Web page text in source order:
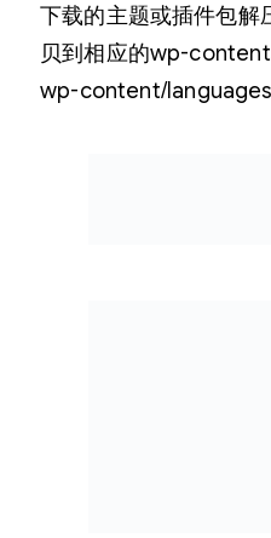
下载的主题或插件包解
贝到相应的wp-
wp-content/